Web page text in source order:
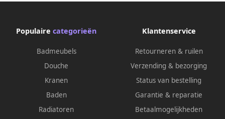
Populaire categorieën
Badmeubels
Douche
Kranen
Baden
Radiatoren
Klantenservice
Retourneren & ruilen
Verzending & bezorging
Status van bestelling
Garantie & reparatie
Betaalmogelijkheden